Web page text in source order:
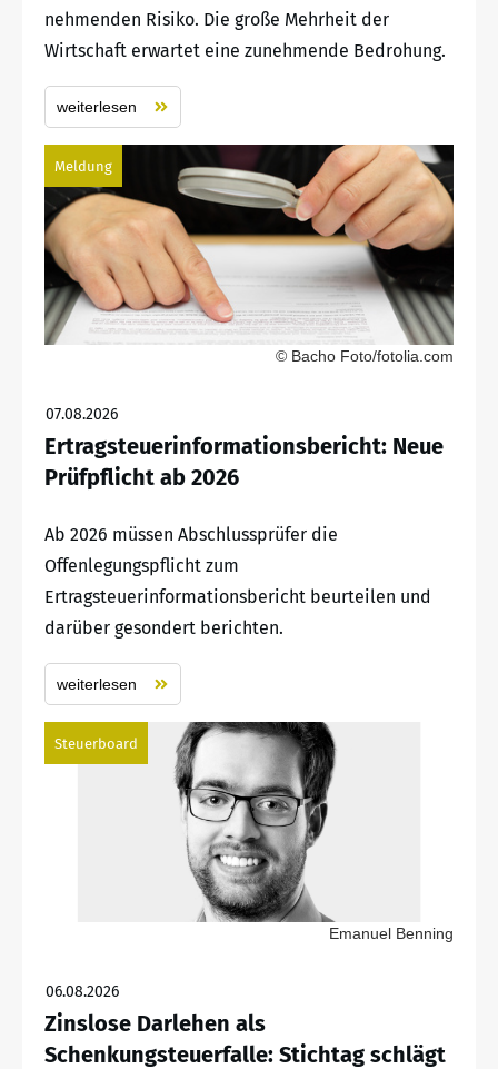
nehmenden Risiko. Die große Mehrheit der
Wirtschaft erwartet eine zunehmende Bedrohung.
weiterlesen
Meldung
© Bacho Foto/fotolia.com
07.08.2026
Ertragsteuerinformationsbericht: Neue
Prüfpflicht ab 2026
Ab 2026 müssen Abschlussprüfer die
Offenlegungspflicht zum
Ertragsteuerinformationsbericht beurteilen und
darüber gesondert berichten.
weiterlesen
Steuerboard
Emanuel Benning
06.08.2026
Zinslose Darlehen als
Schenkungsteuerfalle: Stichtag schlägt